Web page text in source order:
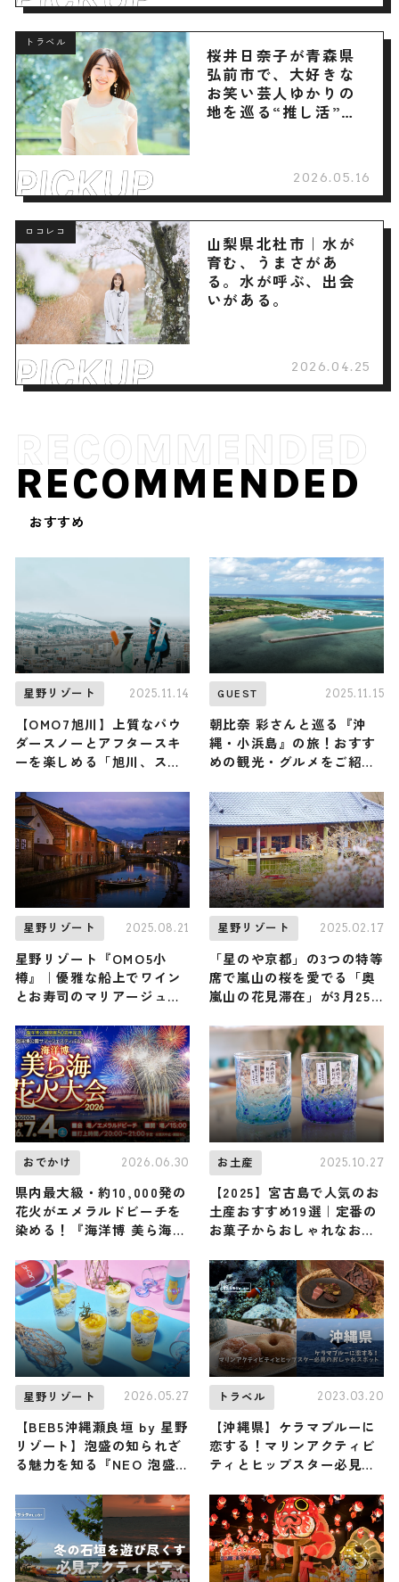
トラベル
桜井日奈子が青森県
弘前市で、大好きな
お笑い芸人ゆかりの
地を巡る“推し活”旅
2026.05.16
ロコレコ
山梨県北杜市｜水が
育む、うまさがあ
る。水が呼ぶ、出会
いがある。
2026.04.25
RECOMMENDED
おすすめ
星野リゾート 2025.11.14
【OMO7旭川】上質なパウ
ダースノーとアフタースキ
ーを楽しめる「旭川、スキ
開催！ “寒くなるほど安く
なるクラフトビール” など
遊び心満載 ♪
GUEST 2025.11.15
朝比奈 彩さんと巡る『沖
縄・小浜島』の旅！おすす
めの観光・グルメをご紹介
星野リゾート 2025.08.21
星野リゾート『OMO5小
樽』｜優雅な船上でワイン
とお寿司のマリアージュを
ルージング」開催
星野リゾート 2025.02.17
「星のや京都」の3つの特等
席で嵐山の桜を愛でる「奥
嵐山の花見滞在」が3月25
おでかけ 2026.06.30
県内最大級・約10,000発の
花火がエメラルドビーチを
染める！『海洋博 美ら海花
沖縄県
お土産 2025.10.27
【2025】宮古島で人気のお
土産おすすめ19選｜定番の
お菓子からおしゃれなお土
紹介
星野リゾート 2026.05.27
【BEB5沖縄瀬良垣 by 星野
リゾート】泡盛の知られざ
る魅力を知る『NEO 泡盛
開催！ 泡盛をアレンジした
カクテルやサワーで夏の夜
を涼やかに楽しもう ♪
トラベル 2023.03.20
【沖縄県】ケラマブルーに
恋する！マリンアクティビ
ティとヒップスター必見の